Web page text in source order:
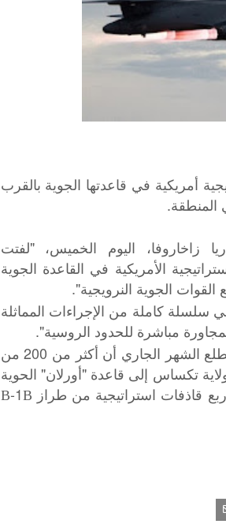
أمريكية في قاعدتها الجوية بالقرب
زاخاروفا، اليوم الخميس، "لفتت
الأمريكية في القاعدة الجوية
الجوية النرويجية".
سلسلة كاملة من الإجراءات المماثلة
مباشرة للحدود الروسية".
وكانت القيادة العسكرية الأمريكية في أوروبا، قد ذكرت مطلع الشهر الجاري أن أكثر من 200 من
تكساس إلى قاعدة "أورلان" الحوية
النرويجية التي من المخطط أن تستضيف، للمرة الأولى، أربع قاذفات استراتيجية من طراز В-1В